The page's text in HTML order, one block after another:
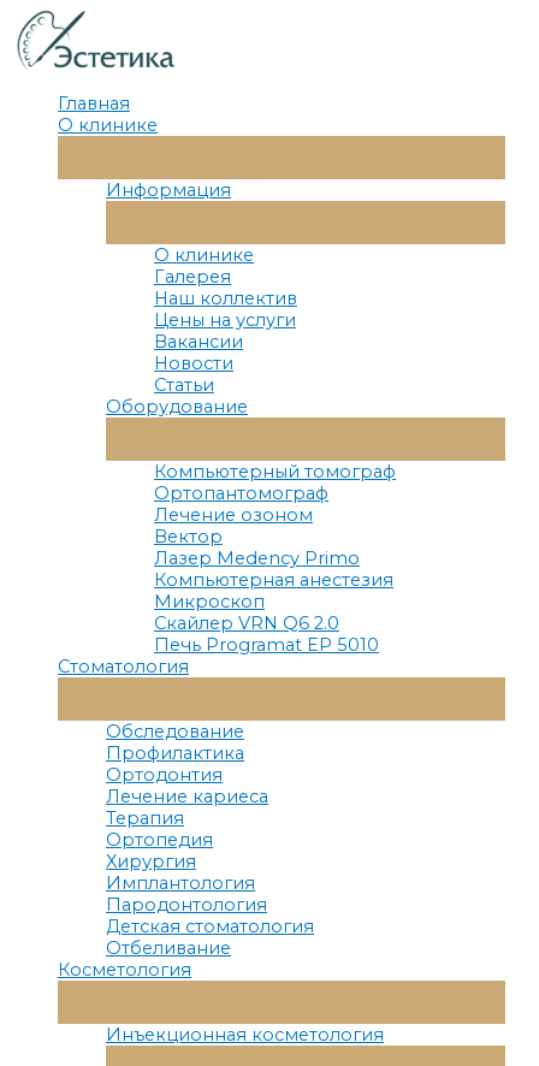
Перейти
к
содержимому
Главная
О клинике
Меню
Информация
Меню
О клинике
Галерея
Наш коллектив
Цены на услуги
Вакансии
Новости
Статьи
Оборудование
Меню
Компьютерный томограф
Ортопантомограф
Лечение озоном
Вектор
Лазер Medency Primo
Компьютерная анестезия
Микроскоп
Скайлер VRN Q6 2.0
Печь Programat EP 5010
Стоматология
Меню
Обследование
Профилактика
Ортодонтия
Лечение кариеса
Терапия
Ортопедия
Хирургия
Имплантология
Пародонтология
Детская стоматология
Отбеливание
Косметология
Меню
Инъекционная косметология